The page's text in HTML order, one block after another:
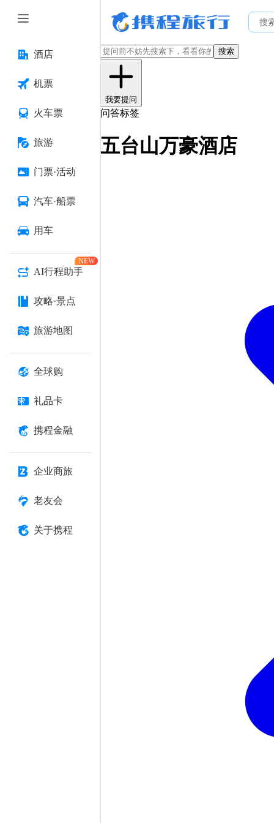
酒店
机票
火车票
旅游
门票·活动
汽车·船票
用车
AI行程助手
NEW
攻略·景点
旅游地图
全球购
礼品卡
携程金融
企业商旅
老友会
关于携程
搜索
我要提问
问答标签
五台山万豪酒店